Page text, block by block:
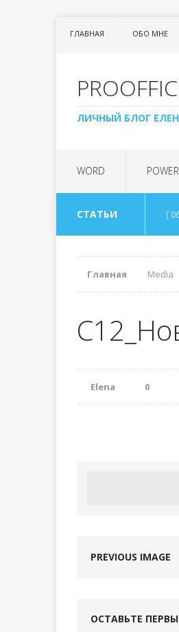
ГЛАВНАЯ ОБО МНЕ
ЛИЧНЫЙ БЛОГ
WORD
СТАТЬИ [
[
[
Главная Media
Elena 0
PREVIOUS IMAGE
ОСТАВЬТЕ